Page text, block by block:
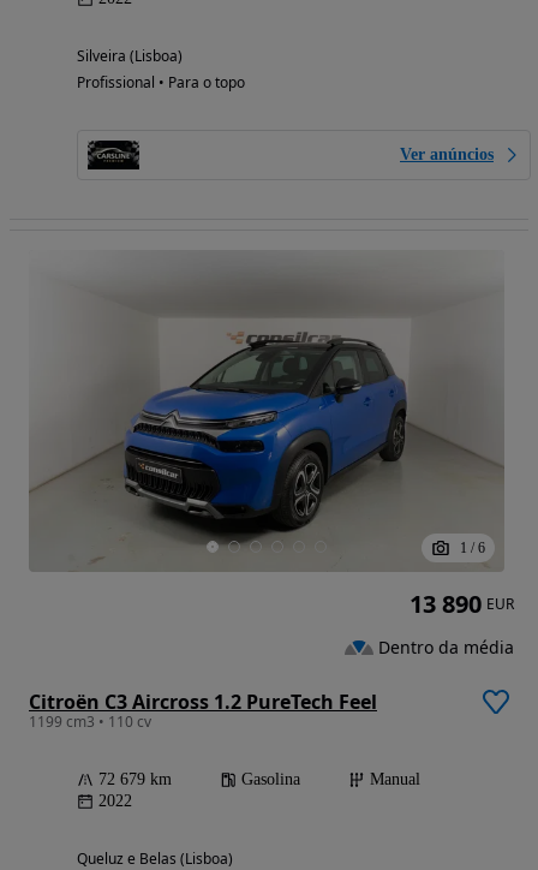
Silveira (Lisboa)
Profissional • Para o topo
Ver anúncios
1 / 6
Citroën C3 Aircross 1.2 PureTech Feel
1199 cm3 • 110 cv
72 679 km Gasolina
Manual
2022
Queluz e Belas (Lisboa)
13 890 EUR
Dentro da média